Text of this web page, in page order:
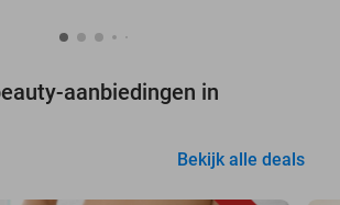
aanbiedingen in
Bekijk alle deals